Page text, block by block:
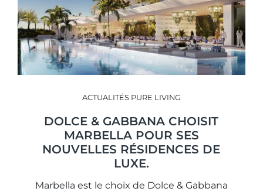
ACTUALITÉS PURE LIVING
DOLCE & GABBANA CHOISIT
MARBELLA POUR SES
NOUVELLES RÉSIDENCES DE
LUXE.
Marbella est le choix de Dolce & Gabbana